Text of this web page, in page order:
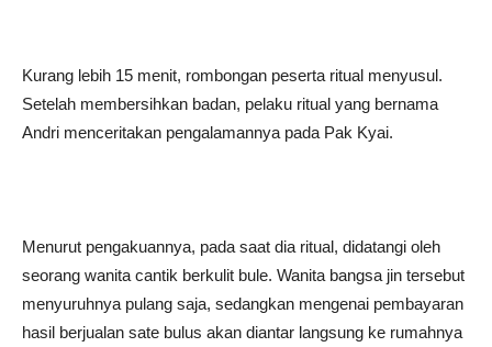
Kurang lebih 15 menit, rombongan peserta ritual menyusul.
Setelah membersihkan badan, pelaku ritual yang bernama
Andri menceritakan pengalamannya pada Pak Kyai.
Menurut pengakuannya, pada saat dia ritual, didatangi oleh
seorang wanita cantik berkulit bule. Wanita bangsa jin tersebut
menyuruhnya pulang saja, sedangkan mengenai pembayaran
hasil berjualan sate bulus akan diantar langsung ke rumahnya